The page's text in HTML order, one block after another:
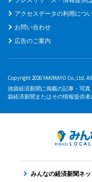
アクセスデータの利用につ
お問い合わせ
広告のご案内
Copyright 2026 YAKIMAYO Co.,Ltd.
池袋経済新聞に掲載の記事・写
袋経済新聞またはその情報提供者
みんなの経済新聞ネ